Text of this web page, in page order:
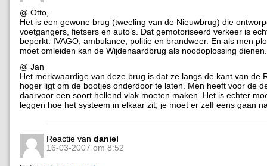
@ Otto,
Het is een gewone brug (tweeling van de Nieuwbrug) die
voetgangers, fietsers en auto’s. Dat gemotoriseerd verkeer is
beperkt: IVAGO, ambulance, politie en brandweer. En als men
moet omleiden kan de Wijdenaardbrug als noodoplossing dienen.
@ Jan
Het merkwaardige van deze brug is dat ze langs de kant van de
hoger ligt om de bootjes onderdoor te laten. Men heeft voor de
daarvoor een soort hellend vlak moeten maken. Het is echter
leggen hoe het systeem in elkaar zit, je moet er zelf eens gaan
Reactie van daniel
16-03-2007 om 8:52